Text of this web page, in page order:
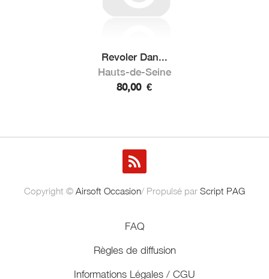
Revoler Dan...
Hauts-de-Seine
80,00 €
Copyright © Airsoft Occasion/ Propulsé par Script PAG
FAQ
Règles de diffusion
Informations Légales / CGU